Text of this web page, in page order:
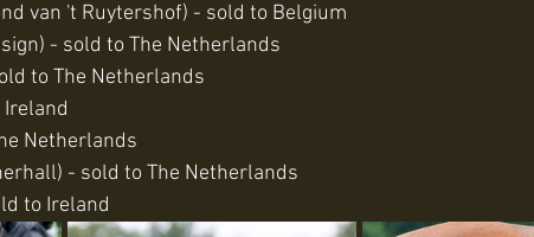
van 't Ruytershof) - sold to Belgium
- sold to The Netherlands
to The Netherlands
Ireland
Netherlands
- sold to The Netherlands
to Ireland